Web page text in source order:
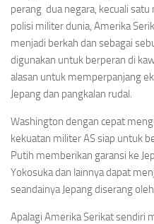
perang dua negara, kecuali
polisi militer dunia, Amerika
menjadi berkah dan sebagai
digunakan untuk berperan di
alasan untuk memperpanjang
Jepang dan pangkalan rudal.
Washington dengan cepat
kekuatan militer AS siap untuk
Putih memberikan garansi ke
Yokosuka dan lainnya dapat
seandainya Jepang diserang
Apalagi Amerika Serikat sendiri